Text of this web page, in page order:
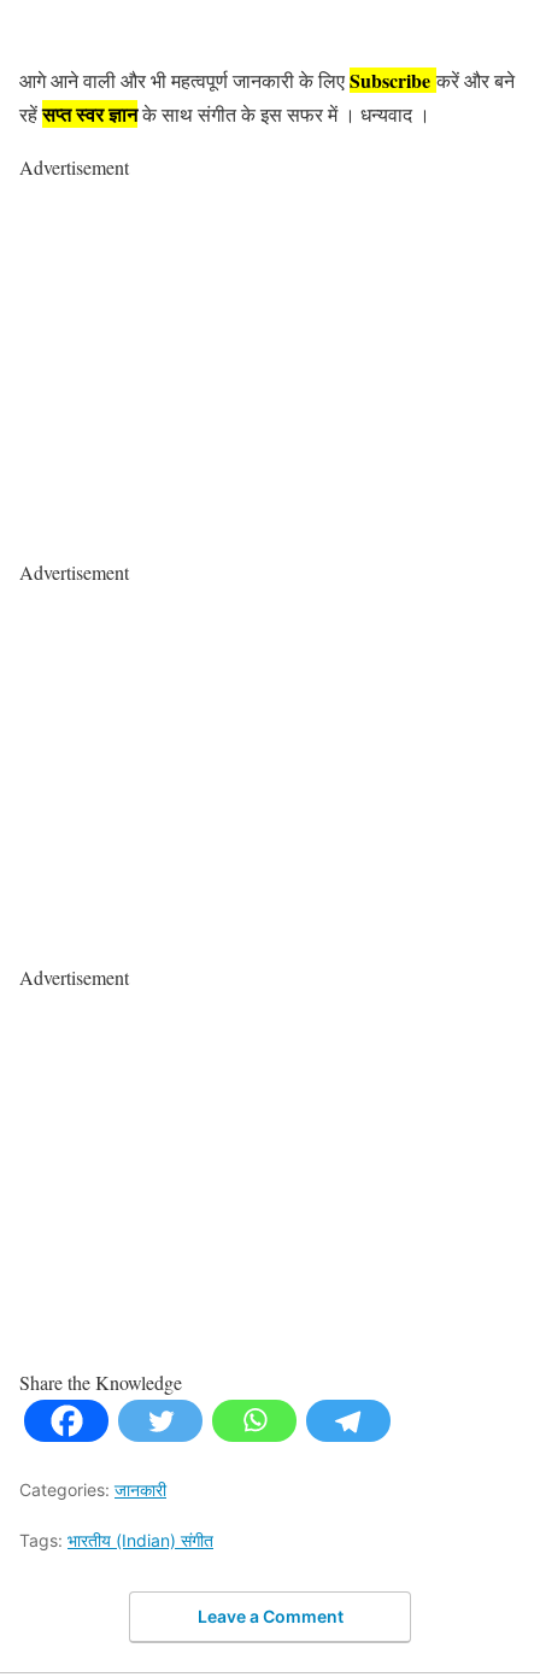
आगे आने वाली और भी महत्वपूर्ण जानकारी के लिएSubscribeकरें और बने
रहेंसप्त स्वर ज्ञानके साथ संगीत के इस सफर में । धन्यवाद ।
Advertisement
Advertisement
Advertisement
Share the Knowledge
Categories: जानकारी
Tags: भारतीय (Indian) संगीत
Leave a Comment